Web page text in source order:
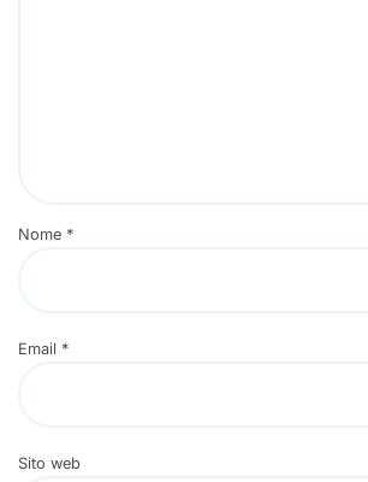
Nome *
Email *
Sito web